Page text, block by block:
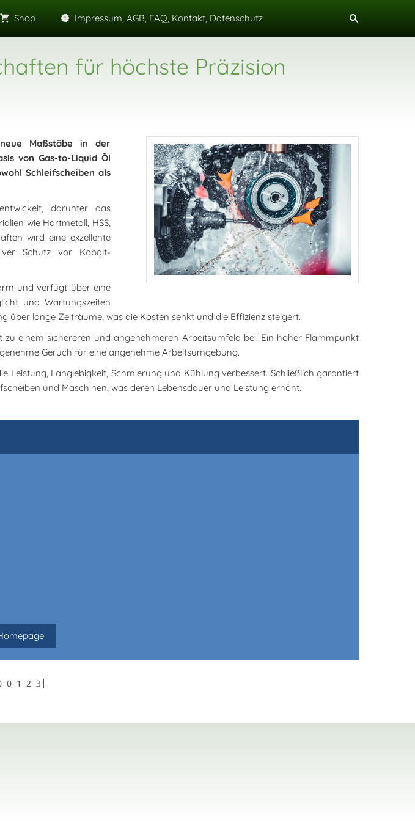
Shop Impressum, AGB, FAQ, Kontakt, Datenschutz
für höchste Präzision
Maßstäbe in der
von Gas-to-Liquid Öl
Schleifscheiben als
darunter das
wie Hartmetall, HSS,
wird eine exzellente
Schutz vor Kobalt-
und verfügt über eine
und Wartungszeiten
über lange Zeiträume, was die Kosten senkt und die Effizienz steigert.
einem sichereren und angenehmeren Arbeitsumfeld bei. Ein hoher Flammpunkt
Geruch für eine angenehme Arbeitsumgebung.
Langlebigkeit, Schmierung und Kühlung verbessert. Schließlich garantiert
und Maschinen, was deren Lebensdauer und Leistung erhöht.